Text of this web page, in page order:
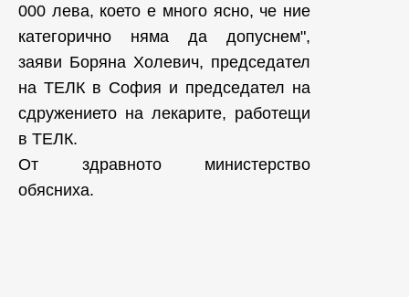
000 лева, което е много ясно, че ние
категорично няма да допуснем",
заяви Боряна Холевич, председател
на ТЕЛК в София и председател на
сдружението на лекарите, работещи
в ТЕЛК.
От здравното министерство
обясниха.